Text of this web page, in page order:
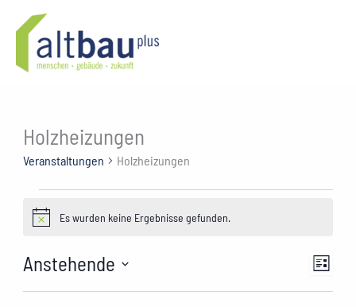
Inhalt
springen
Holzheizungen
Veranstaltungen Holzheizungen
HinweisEs wurden keine Ergebnisse gefunden.
Liste
Anstehende